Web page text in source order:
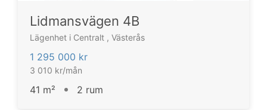
Lidmansvägen 4B
Lägenhet i Centralt , Västerås
1 295 000 kr
3 010 kr/mån
41 m² 2 rum